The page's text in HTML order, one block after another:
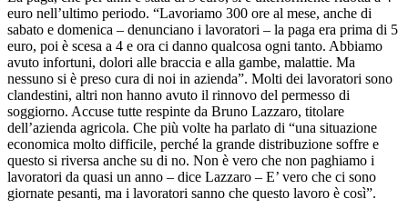
euro nell’ultimo periodo. “Lavoriamo 300 ore al mese, anche di
sabato e domenica – denunciano i lavoratori – la paga era prima di 5
euro, poi è scesa a 4 e ora ci danno qualcosa ogni tanto. Abbiamo
avuto infortuni, dolori alle braccia e alla gambe, malattie. Ma
nessuno si è preso cura di noi in azienda”. Molti dei lavoratori sono
clandestini, altri non hanno avuto il rinnovo del permesso di
soggiorno. Accuse tutte respinte da Bruno Lazzaro, titolare
dell’azienda agricola. Che più volte ha parlato di “una situazione
economica molto difficile, perché la grande distribuzione soffre e
questo si riversa anche su di no. Non è vero che non paghiamo i
lavoratori da quasi un anno – dice Lazzaro – E’ vero che ci sono
giornate pesanti, ma i lavoratori sanno che questo lavoro è così”.